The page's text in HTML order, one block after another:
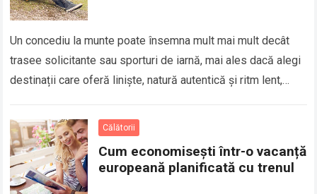
Un concediu la munte poate însemna mult mai mult decât
trasee solicitante sau sporturi de iarnă, mai ales dacă alegi
destinații care oferă liniște, natură autentică și ritm lent,
Călătorii
Cum economisești într-o vacanță
europeană planificată cu trenul